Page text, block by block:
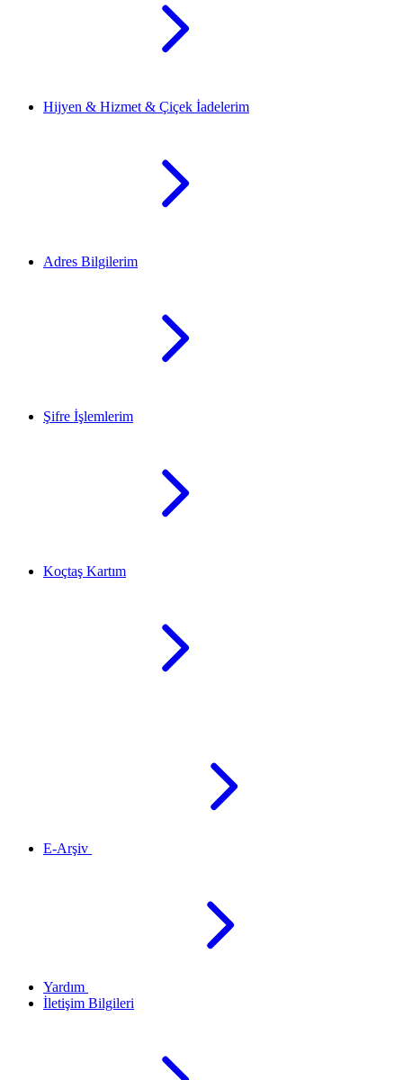
Hijyen & Hizmet & Çiçek İadelerim
Adres Bilgilerim
Şifre İşlemlerim
Koçtaş Kartım
E-Arşiv
Yardım
İletişim Bilgileri